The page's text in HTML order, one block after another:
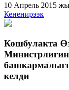
10 Апрель 2015
Кененирээк
Кошбулакта
келди